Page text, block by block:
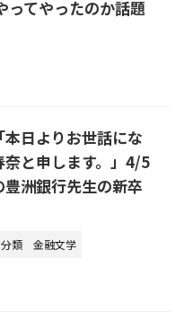
ってやったのか話題
日よりお世話にな
奈と申します。」4/5
洲銀行先生の新卒
類 金融文学